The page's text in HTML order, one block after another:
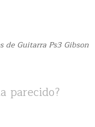
de Guitarra Ps3 Gibson
parecido?